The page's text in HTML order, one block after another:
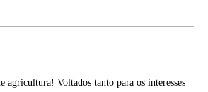
agricultura! Voltados tanto para os interesses